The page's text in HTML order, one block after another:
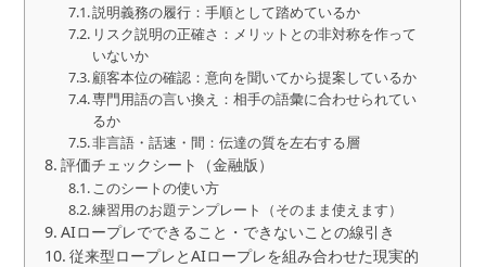
説明義務の履行：手順として踏めているか
リスク説明の正確さ：メリットとの非対称を作って
いないか
顧客本位の確認：意向を聞いてから提案しているか
専門用語の言い換え：相手の語彙に合わせられてい
るか
非言語・話速・間：伝達の質を左右する層
評価チェックシート（金融版）
このシートの使い方
練習用のお題テンプレート（そのまま使えます）
AIロープレでできること・できないことの線引き
従来型ロープレとAIロープレを組み合わせた現実的